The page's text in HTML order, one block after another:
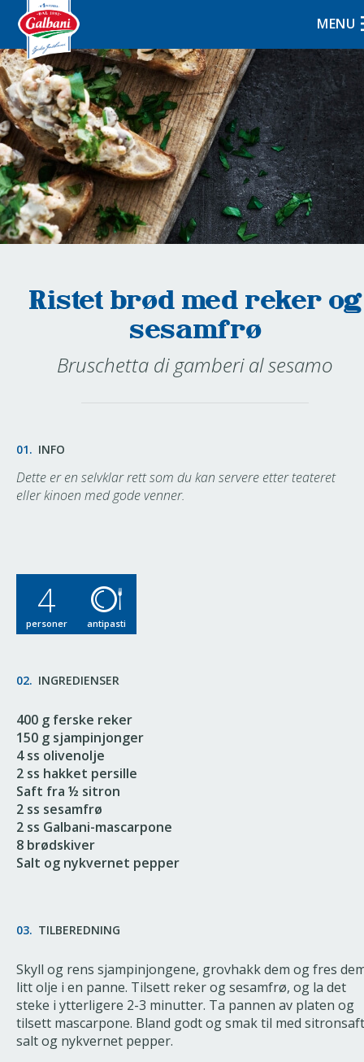
MENU
Ristet brød med reker og
sesamfrø
Bruschetta di gamberi al sesamo
01. INFO
Dette er en selvklar rett som du kan servere etter teateret
eller kinoen med gode venner.
4
personer antipasti
02. INGREDIENSER
400 g ferske reker
150 g sjampinjonger
4 ss olivenolje
2 ss hakket persille
Saft fra ½ sitron
2 ss sesamfrø
2 ss Galbani-mascarpone
8 brødskiver
Salt og nykvernet pepper
03. TILBEREDNING
Skyll og rens sjampinjongene, grovhakk dem og fres
litt olje i en panne. Tilsett reker og sesamfrø, og la det
steke i ytterligere 2-3 minutter. Ta pannen av platen og
tilsett mascarpone. Bland godt og smak til med
salt og nykvernet pepper.